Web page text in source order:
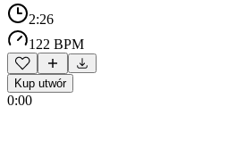
2:26
122 BPM
Kup utwór
0:00